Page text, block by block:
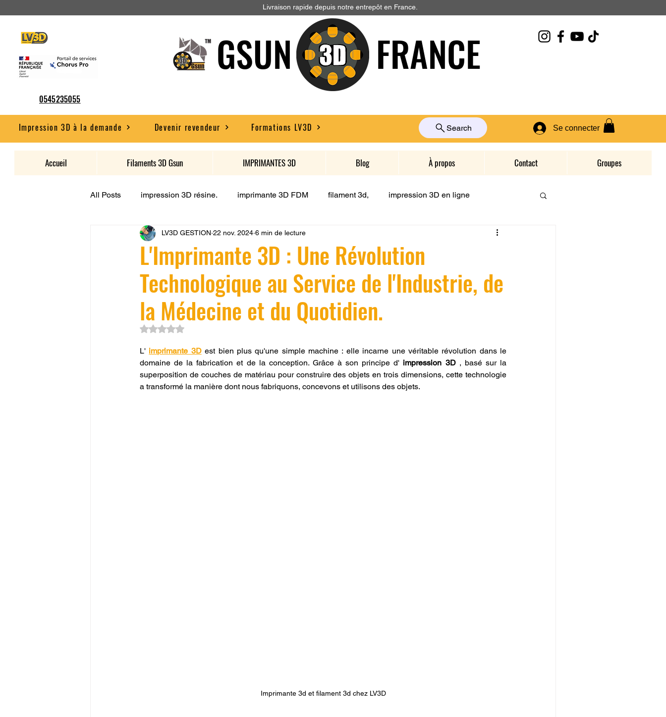
Livraison rapide depuis notre entrepôt en France.
0545235055
GSUN FRANCE
Impression 3D à la demande Devenir revendeur Formations LV3D Se connecter
Search
Accueil Filaments 3D Gsun IMPRIMANTES 3D Blog À propos Contact Groupes
All Posts impression 3D résine. imprimante 3D FDM filament 3d, impression 3D en ligne
CONCESSION LV3D JEU LV3D Formation
SCANNER 3D Formation à l'impression 3D CPF impression 3D à la demande Formation 3D en ligne.
filament 3D Refaire une piece en 3D Filament PETG
Entretien imprimante 3D postraitement SNAPMAKER CRÉALITY SPARK X I7 CREALITY
fusion 360
L'Imprimante 3D : Une Révolution
Technologique au Service de l'Industrie, de
la Médecine et du Quotidien.
LV3D GESTION 22 nov. 2024 6 min de lecture
Noté NaN étoiles sur 5.
L' imprimante 3D est bien plus qu'une simple machine : elle incarne une véritable révolution dans le
domaine de la fabrication et de la conception. Grâce à son principe d' impression 3D , basé sur la
superposition de couches de matériau pour construire des objets en trois dimensions, cette technologie
a transformé la manière dont nous fabriquons, concevons et utilisons des objets.
Imprimante 3d et filament 3d chez LV3D